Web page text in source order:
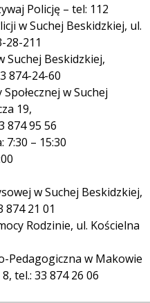
Policję – tel: 112
w Suchej Beskidzkiej, ul.
28-211
Suchej Beskidzkiej,
874-24-60
w Suchej
19,
874 95 56
7:30 – 15:30
w Suchej Beskidzkiej,
874 21 01
Rodzinie, ul. Kościelna
Pedagogiczna w Makowie
tel.: 33 874 26 06